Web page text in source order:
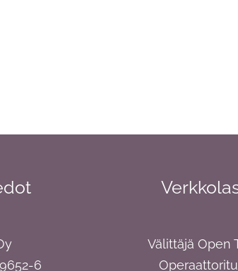
6
Välittäjä Open